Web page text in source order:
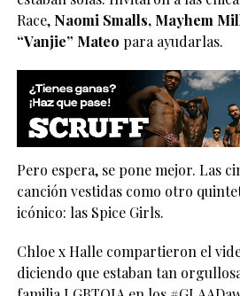
Race, Naomi Smalls, Mayhem
“Vanjie” Mateo para ayudarlas.
Pero espera, se pone mejor. Las
canción vestidas como otro
icónico: las Spice Girls.
Chloe x Halle compartieron el
diciendo que estaban tan